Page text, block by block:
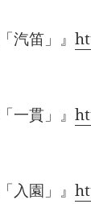
汽笛」』
一貫」』
入園」』